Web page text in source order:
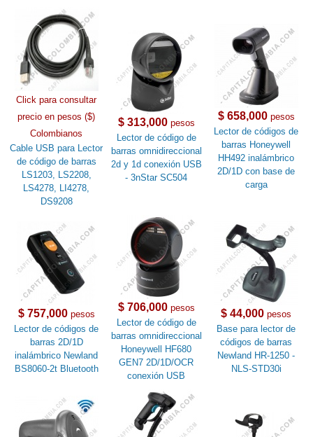
Click para consultar
precio en pesos ($)
Colombianos
Cable USB para Lector
de código de barras
LS1203, LS2208,
LS4278, LI4278,
DS9208
$ 313,000pesos
Lector de código de
barras omnidireccional
2d y 1d conexión USB
- 3nStar SC504
$ 658,000pesos
Lector de códigos de
barras Honeywell
HH492 inalámbrico
2D/1D con base de
carga
$ 757,000pesos
Lector de códigos de
barras 2D/1D
inalámbrico Newland
BS8060-2t Bluetooth
$ 706,000pesos
Lector de código de
barras omnidireccional
Honeywell HF680
GEN7 2D/1D/OCR
conexión USB
$ 44,000 pesos
Base para lector de
códigos de barras
Newland HR-1250 -
NLS-STD30i